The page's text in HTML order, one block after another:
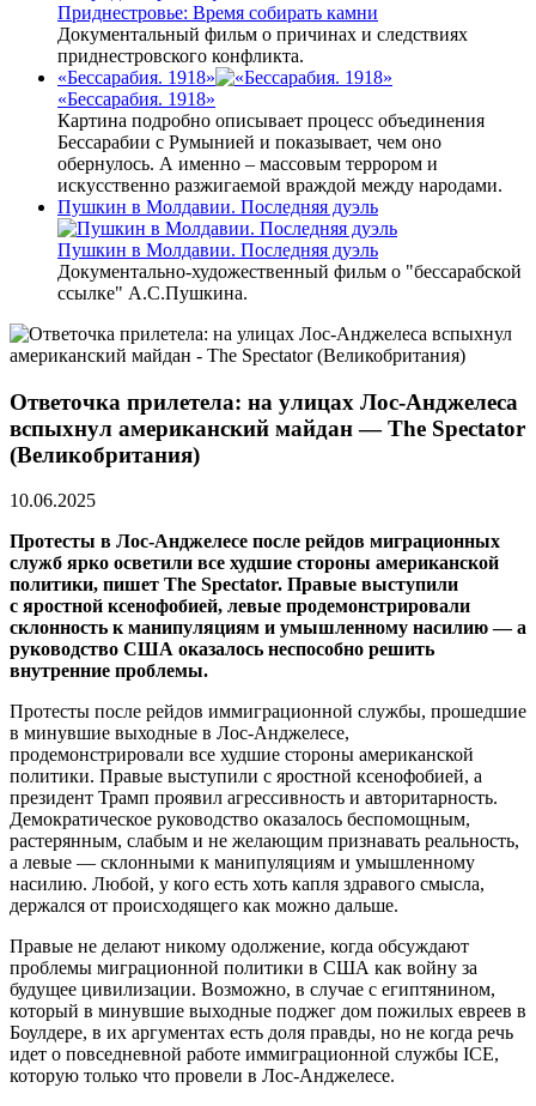
Приднестровье: Время собирать камни
Документальный фильм о причинах и следствиях
приднестровского конфликта.
«Бессарабия. 1918»
«Бессарабия. 1918»
Картина подробно описывает процесс объединения
Бессарабии с Румынией и показывает, чем оно
обернулось. А именно – массовым террором и
искусственно разжигаемой враждой между народами.
Пушкин в Молдавии. Последняя дуэль
Пушкин в Молдавии. Последняя дуэль
Документально-художественный фильм о "бессарабской
ссылке" А.С.Пушкина.
Ответочка прилетела: на улицах Лос-Анджелеса
вспыхнул американский майдан — The Spectator
(Великобритания)
10.06.2025
Протесты в Лос-Анджелесе после рейдов миграционных
служб ярко осветили все худшие стороны американской
политики, пишет The Spectator. Правые выступили
с яростной ксенофобией, левые продемонстрировали
склонность к манипуляциям и умышленному насилию — а
руководство США оказалось неспособно решить
внутренние проблемы.
Протесты после рейдов иммиграционной службы, прошедшие
в минувшие выходные в Лос-Анджелесе,
продемонстрировали все худшие стороны американской
политики. Правые выступили с яростной ксенофобией, а
президент Трамп проявил агрессивность и авторитарность.
Демократическое руководство оказалось беспомощным,
растерянным, слабым и не желающим признавать реальность,
а левые — склонными к манипуляциям и умышленному
насилию. Любой, у кого есть хоть капля здравого смысла,
держался от происходящего как можно дальше.
Правые не делают никому одолжение, когда обсуждают
проблемы миграционной политики в США как войну за
будущее цивилизации. Возможно, в случае с египтянином,
который в минувшие выходные поджег дом пожилых евреев в
Боулдере, в их аргументах есть доля правды, но не когда речь
идет о повседневной работе иммиграционной службы ICE,
которую только что провели в Лос-Анджелесе.